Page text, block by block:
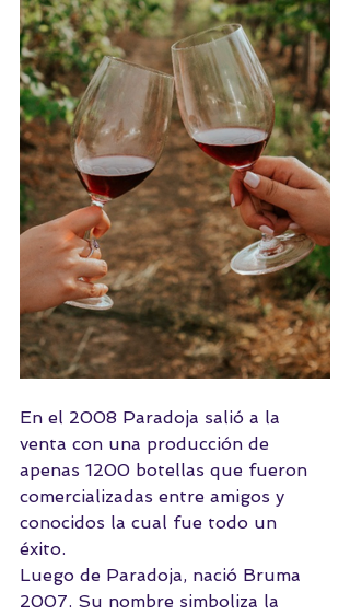
En el 2008 Paradoja salió a la
venta con una producción de
apenas 1200 botellas que fueron
comercializadas entre amigos y
conocidos la cual fue todo un
éxito.
Luego de Paradoja, nació Bruma
2007. Su nombre simboliza la